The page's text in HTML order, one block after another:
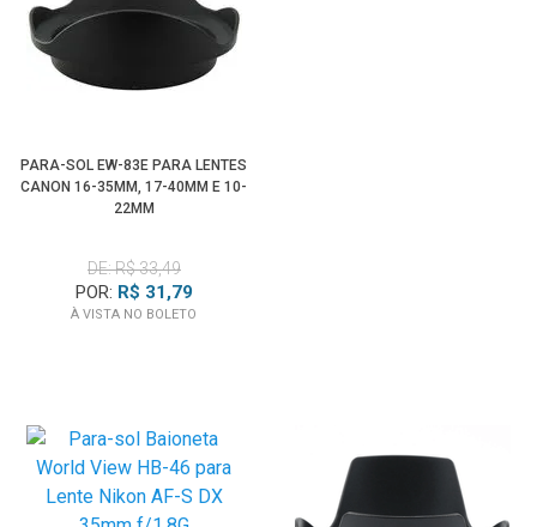
PARA-SOL EW-83E PARA LENTES
CANON 16-35MM, 17-40MM E 10-
22MM
DE: R$ 33,49
POR: R$ 31,79
À VISTA NO BOLETO